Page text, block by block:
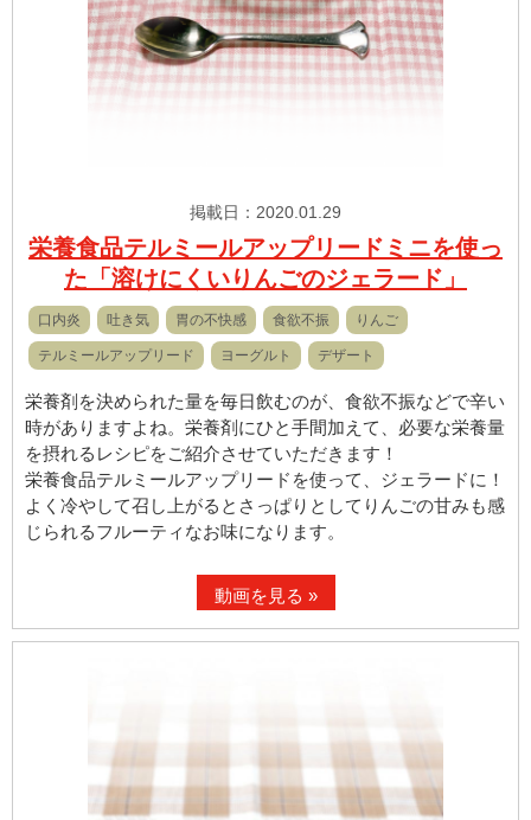
掲載日：2020.01.29
栄養食品テルミールアップリードミニを使っ
た「溶けにくいりんごのジェラード」
口内炎 吐き気 胃の不快感 食欲不振 りんご
テルミールアップリード ヨーグルト デザート
栄養剤を決められた量を毎日飲むのが、食欲不振などで辛い
時がありますよね。栄養剤にひと手間加えて、必要な栄養量
を摂れるレシピをご紹介させていただきます！
栄養食品テルミールアップリードを使って、ジェラードに！
よく冷やして召し上がるとさっぱりとしてりんごの甘みも感
じられるフルーティなお味になります。
動画を見る »